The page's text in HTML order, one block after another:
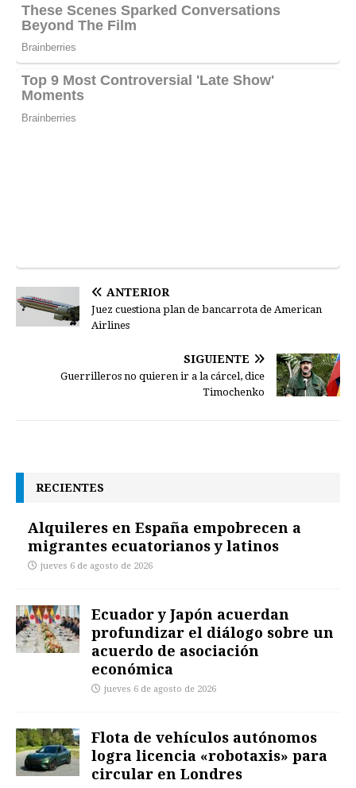
ANTERIOR
Juez cuestiona plan de bancarrota de American
Airlines
SIGUIENTE
Guerrilleros no quieren ir a la cárcel, dice
Timochenko
RECIENTES
Alquileres en España empobrecen a
migrantes ecuatorianos y latinos
jueves 6 de agosto de 2026
Ecuador y Japón acuerdan
profundizar el diálogo sobre un
acuerdo de asociación
económica
jueves 6 de agosto de 2026
Flota de vehículos autónomos
logra licencia «robotaxis» para
circular en Londres